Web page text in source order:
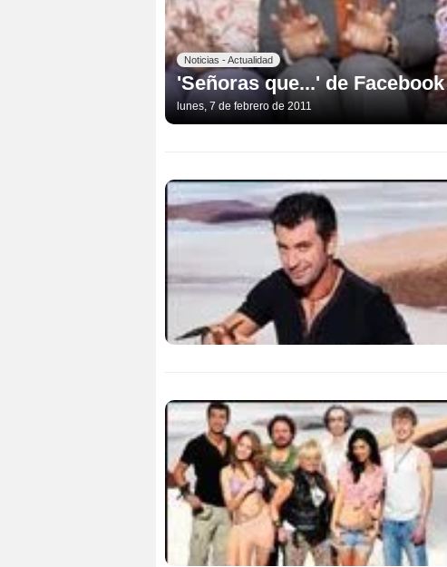
Noticias - Actualidad
'Señoras que...' de
lunes, 7 de febrero de 2011